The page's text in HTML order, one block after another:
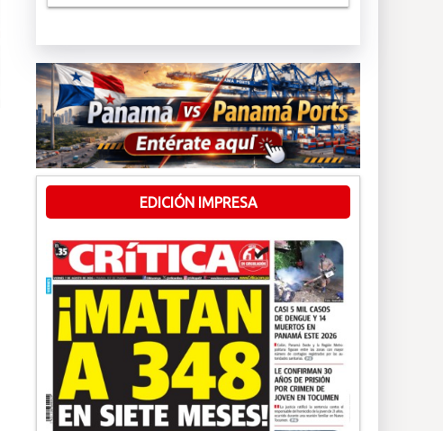
EDICIÓN IMPRESA